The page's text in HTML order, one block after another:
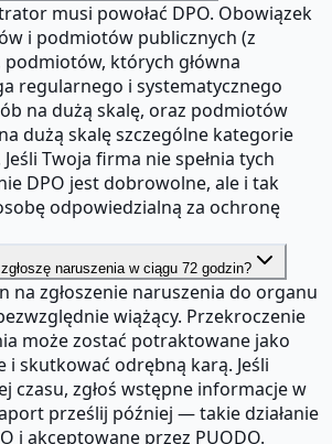
musi powołać DPO. Obowiązek
i podmiotów publicznych (z
których główna
regularnego i systematycznego
na dużą skalę, oraz podmiotów
dużą skalę szczególne kategorie
Twoja firma nie spełnia tych
DPO jest dobrowolne, ale i tak
odpowiedzialną za ochronę
naruszenia w ciągu 72 godzin?
na zgłoszenie naruszenia do organu
wiążący. Przekroczenie
może zostać potraktowane jako
i skutkować odrębną karą. Jeśli
czasu, zgłoś wstępne informacje w
prześlij później — takie działanie
i akceptowane przez PUODO.